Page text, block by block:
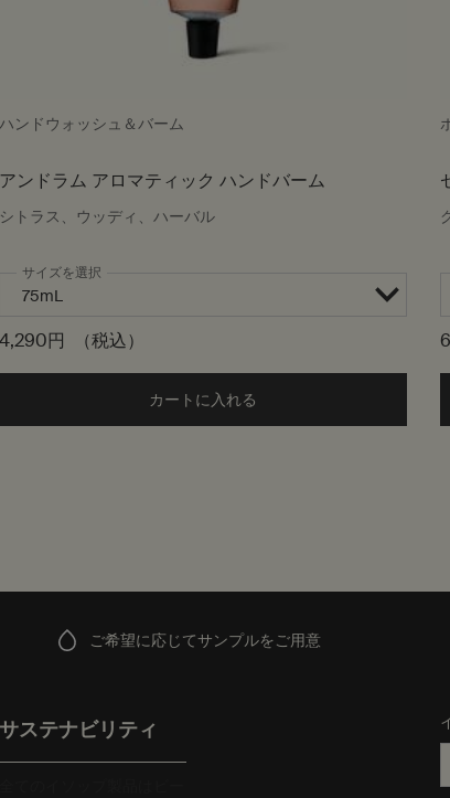
ティック ハンドウォッシュ to cart
ハンドウォッシュ＆バーム
アンドラム アロマティック ハンドバーム
シトラス、ウッディ、ハーバル
サイズを選択
4,290円 （税込）
カートに入れる Add the アンドラム アロ
ご希望に応じてサンプルをご用意
サステナビリティ